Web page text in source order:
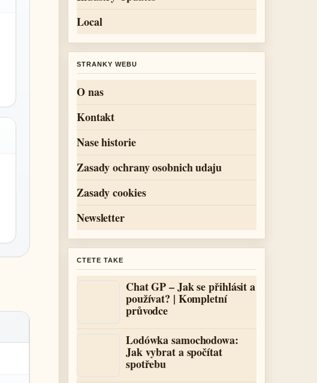
Local
STRANKY WEBU
O nas
Kontakt
Nase historie
Zasady ochrany osobnich udaju
Zasady cookies
Newsletter
CTETE TAKE
Chat GP – Jak se přihlásit a
používat? | Kompletní
průvodce
Lodówka samochodowa:
Jak vybrat a spočítat
spotřebu